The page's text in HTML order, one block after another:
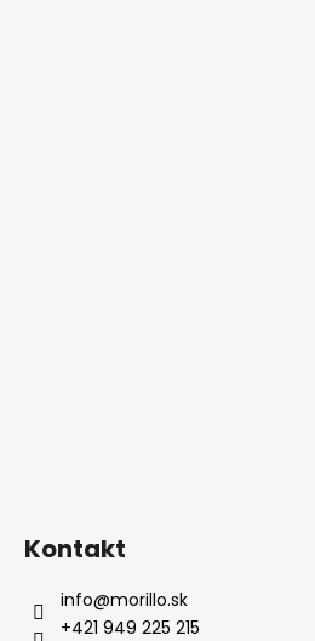
Kontakt
info@morillo.sk
+421 949 225 215